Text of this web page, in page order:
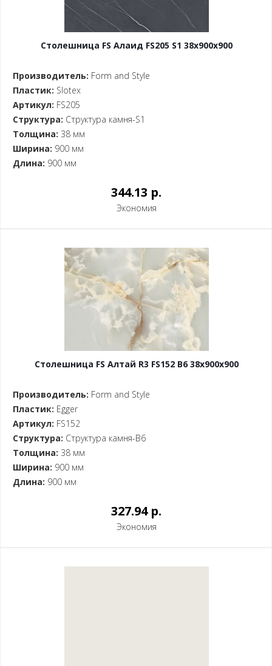
Столешница FS Алаид FS205 S1 38x900x900
Производитель: Form and Style
Пластик: Slotex
Артикул: FS205
Структура: Структура камня-S1
Толщина: 38 мм
Ширина: 900 мм
Длина: 900 мм
344.13 p.
Экономия
Столешница FS Алтай R3 FS152 B6 38x900x900
Производитель: Form and Style
Пластик: Egger
Артикул: FS152
Структура: Структура камня-B6
Толщина: 38 мм
Ширина: 900 мм
Длина: 900 мм
327.94 p.
Экономия